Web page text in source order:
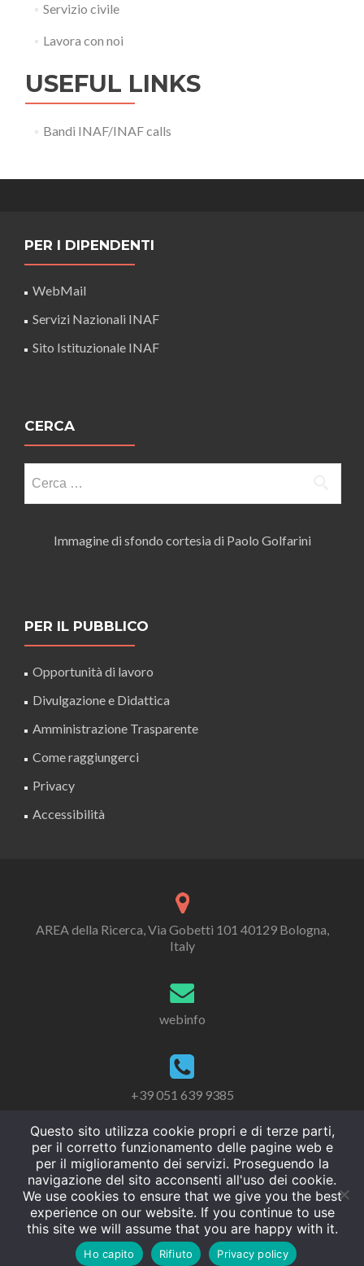
Servizio civile
Lavora con noi
USEFUL LINKS
Bandi INAF/INAF calls
PER I DIPENDENTI
WebMail
Servizi Nazionali INAF
Sito Istituzionale INAF
CERCA
per:
Immagine di sfondo cortesia di Paolo Golfarini
PER IL PUBBLICO
Opportunità di lavoro
Divulgazione e Didattica
Amministrazione Trasparente
Come raggiungerci
Privacy
Accessibilità
AREA della Ricerca, Via Gobetti 101 40129 Bologna,
Italy
webinfo
+39 051 639 9385
Questo sito utilizza cookie propri e di terze parti,
per il corretto funzionamento delle pagine web e
per il miglioramento dei servizi. Proseguendo la
navigazione del sito acconsenti all'uso dei cookie.
We use cookies to ensure that we give you the best
experience on our website. If you continue to use
this site we will assume that you are happy with it.
Ho capito Rifiuto Privacy policy